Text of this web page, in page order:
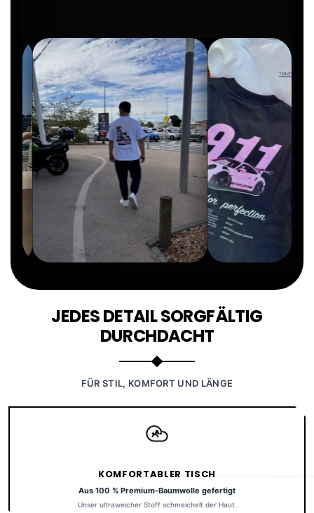
JEDES DETAIL SORGFÄLTIG
DURCHDACHT
FÜR STIL, KOMFORT UND LÄNGE
KOMFORTABLER TISCH
Aus 100 % Premium-Baumwolle gefertigt
Unser ultraweicher Stoff schmeichelt der Haut.